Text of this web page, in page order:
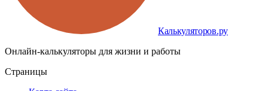
Калькуляторов.ру
Онлайн-калькуляторы для жизни и работы
Страницы